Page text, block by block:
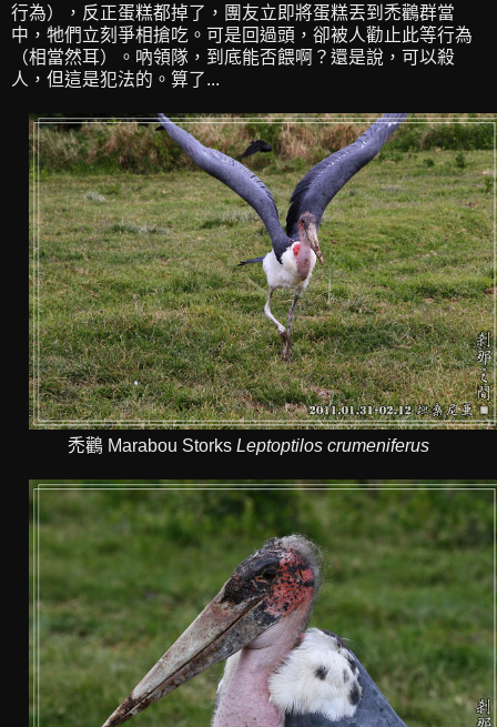
行為），反正蛋糕都掉了，團友立即將蛋糕丟到禿鸛群當
中，牠們立刻爭相搶吃。可是回過頭，卻被人勸止此等行為
（相當然耳）。吶領隊，到底能否餵啊？還是說，可以殺
人，但這是犯法的。算了...
禿鸛 Marabou Storks Leptoptilos crumeniferus